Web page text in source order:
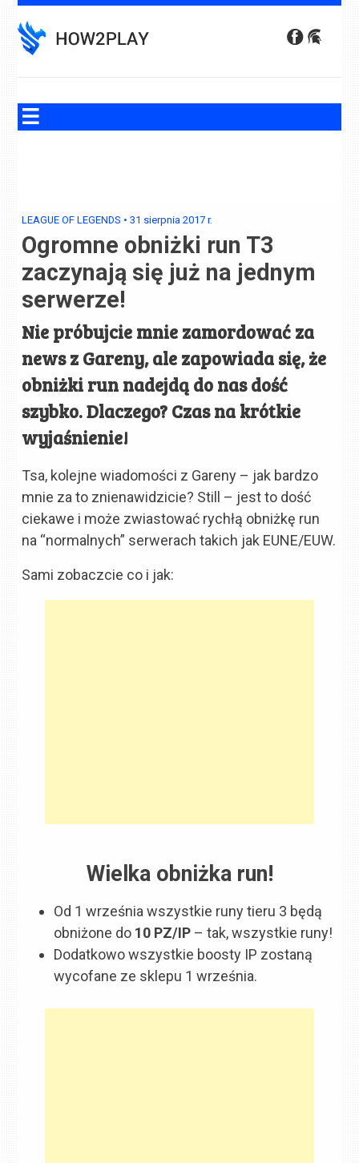
to
content
LEAGUE OF LEGENDS •31 sierpnia 2017 r.
Ogromne obniżki run T3
zaczynają się już na jednym
serwerze!
Nie próbujcie mnie zamordować za
news z Gareny, ale zapowiada się, że
obniżki run nadejdą do nas dość
szybko. Dlaczego? Czas na krótkie
wyjaśnienie!
Tsa, kolejne wiadomości z Gareny – jak bardzo
mnie za to znienawidzicie? Still – jest to dość
ciekawe i może zwiastować rychłą obniżkę run
na “normalnych” serwerach takich jak EUNE/EUW.
Sami zobaczcie co i jak:
Wielka obniżka run!
Od 1 września wszystkie runy tieru 3 będą
obniżone do 10 PZ/IP – tak, wszystkie runy!
Dodatkowo wszystkie boosty IP zostaną
wycofane ze sklepu 1 września.